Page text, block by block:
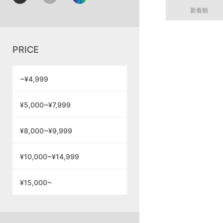
PRICE
~¥4,999
¥5,000~¥7,999
¥8,000~¥9,999
¥10,000~¥14,999
¥15,000~
新着順